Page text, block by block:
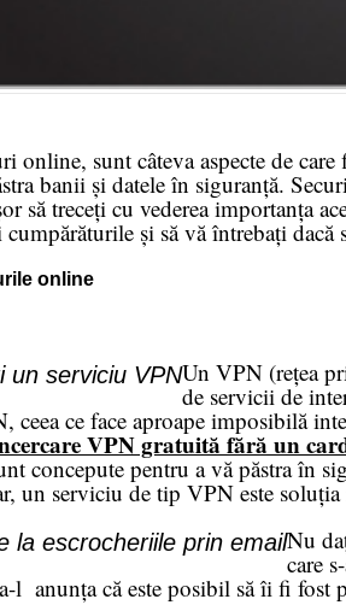
online, sunt câteva aspecte de
banii și datele în siguranță.
să treceți cu vederea importanța
și să vă întrebați dacă
online
un serviciu VPNUn VPN (rețea
de servicii de
ceea ce face aproape imposibilă
VPN gratuită fără un
concepute pentru a vă păstra în
un serviciu de tip VPN este
la escrocheriile prin emailNu
care
l anunța că este posibil să îi fi fost